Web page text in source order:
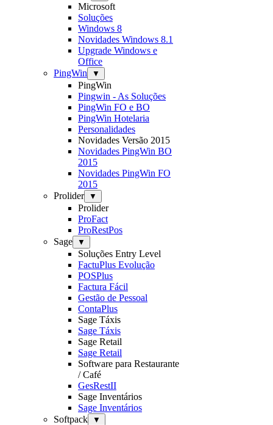
Microsoft
Soluções
Windows 8
Novidades Windows 8.1
Upgrade Windows e
Office
PingWin
▼
PingWin
Pingwin - As Soluções
PingWin FO e BO
PingWin Hotelaria
Personalidades
Novidades Versão 2015
Novidades PingWin BO
2015
Novidades PingWin FO
2015
Prolider
▼
Prolider
ProFact
ProRestPos
Sage
▼
Soluções Entry Level
FactuPlus Evolução
POSPlus
Factura Fácil
Gestão de Pessoal
ContaPlus
Sage Táxis
Sage Táxis
Sage Retail
Sage Retail
Software para Restaurante
/ Café
GesRestII
Sage Inventários
Sage Inventários
Softpack
▼